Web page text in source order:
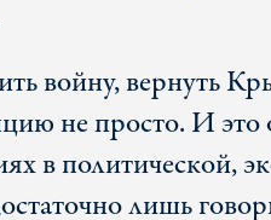
войну, вернуть
не просто. И это
в политической,
лишь